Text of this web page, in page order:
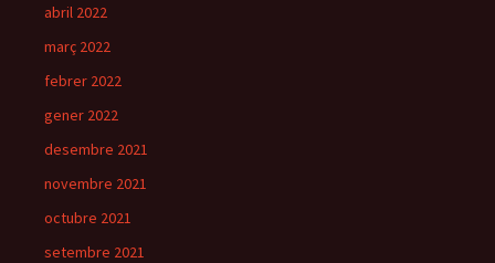
abril 2022
març 2022
febrer 2022
gener 2022
desembre 2021
novembre 2021
octubre 2021
setembre 2021